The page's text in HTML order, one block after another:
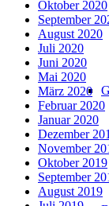
Oktober 2020
September
August 2020
Juli 2020
Juni 2020
Mai 2020
März 2020
Februar 2020
Januar 2020
Dezember
November
Oktober 2019
September
August 2019